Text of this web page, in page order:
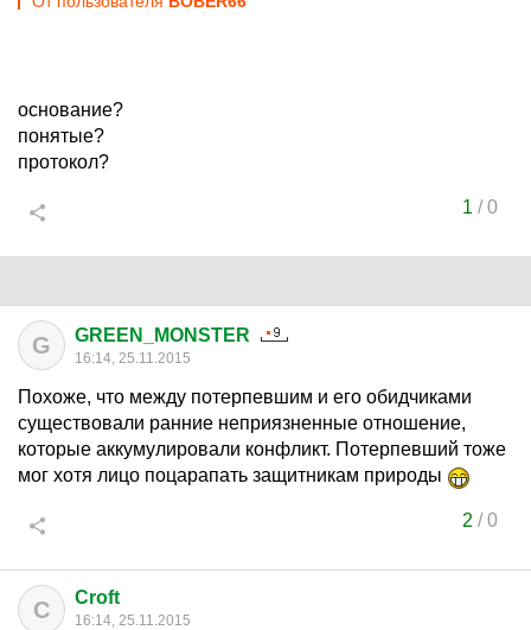
основание?
понятые?
протокол?
1 /0
G GREEN_MONSTER
16:14, 25.11.2015
Похоже, что между потерпевшим и его обидчиками
существовали ранние неприязненные отношение,
которые аккумулировали конфликт. Потерпевший тоже
мог хотя лицо поцарапать защитникам природы
2 /0
C Croft
16:14, 25.11.2015